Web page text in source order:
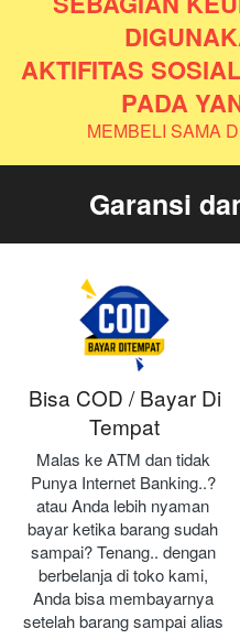
AKTIFITAS
PADA
MEMBELI SAMA
Garansi
Bisa COD / Bayar Di
Tempat
Malas ke ATM dan tidak
Punya Internet Banking..?
atau Anda lebih nyaman
bayar ketika barang sudah
sampai? Tenang.. dengan
berbelanja di toko kami,
Anda bisa membayarnya
setelah barang sampai alias